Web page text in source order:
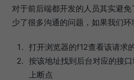
对于前后端都开发的人员其实避
少了很多沟通的问题，如果我们
打开浏览器的f12查看该请求
按该地址找到后台对应的接
上断点